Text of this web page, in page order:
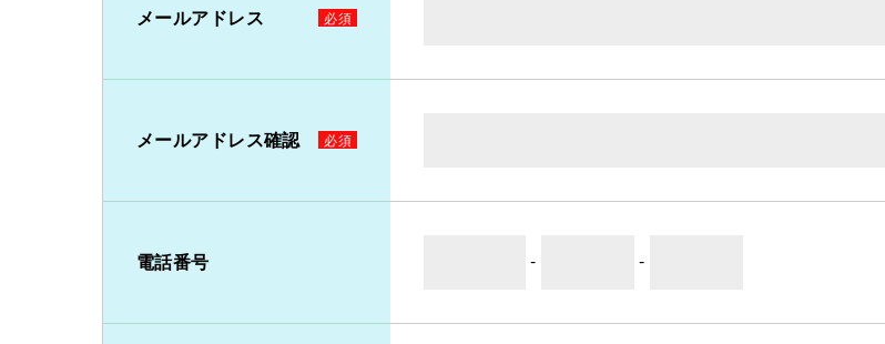
メールアドレス
メールアドレス確認
電話番号 - -